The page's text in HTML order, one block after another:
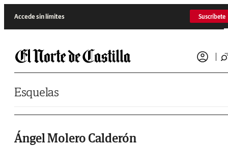
Accede sin límites Suscríbete
Esquelas
Ángel Molero Calderón